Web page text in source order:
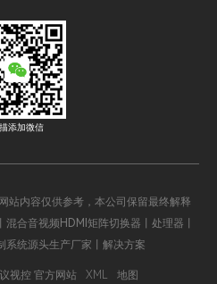
力。广州欧雅丽信息技术有
限公司oyalee中议视控的真
分集无线话筒“UT-1820，
UT-1840，UT-188
添加微信
内容仅供参考，本公司保留最终解释
合音视频HDMI矩阵切换器丨处理器丨
系统源头生产厂家丨解决方案
视控 官方网站 XML 地图